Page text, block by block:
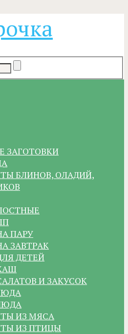
ЗАГОТОВКИ
БЛИНОВ, ОЛАДИЙ,
ПАРУ
ЗАВТРАК
ДЕТЕЙ
И ЗАКУСОК
ИЗ МЯСА
ИЗ ПТИЦЫ